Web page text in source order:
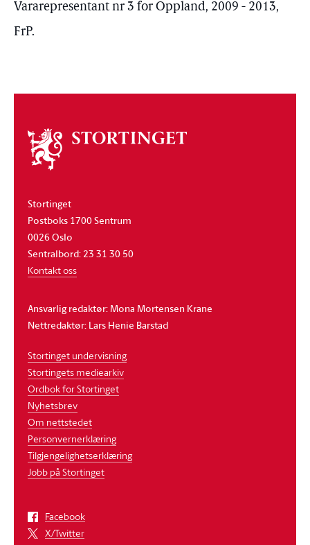
Vararepresentant nr 3 for Oppland, 2009 - 2013,
FrP.
Om
stortinget
Stortinget
Postboks 1700 Sentrum
0026 Oslo
Sentralbord: 23 31 30 50
Kontakt oss
Ansvarlig redaktør: Mona Mortensen Krane
Nettredaktør: Lars Henie Barstad
Stortinget undervisning
Stortingets mediearkiv
Ordbok for Stortinget
Nyhetsbrev
Om nettstedet
Personvernerklæring
Tilgjengelighetserklæring
Jobb på Stortinget
Facebook
X/Twitter